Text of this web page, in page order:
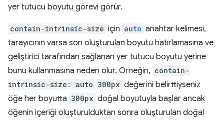
yer tutucu boyutu görevi görür.
contain-intrinsic-size için auto anahtar kelimesi,
tarayıcının varsa son oluşturulan boyutu hatırlamasına ve
geliştirici tarafından sağlanan yer tutucu boyutu yerine
bunu kullanmasına neden olur. Örneğin, contain-
intrinsic-size: auto 300px değerini belirttiyseniz
öğe her boyutta 300px doğal boyutuyla başlar ancak
öğenin içeriği oluşturulduktan sonra oluşturulan doğal